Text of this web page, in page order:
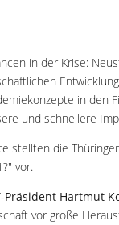
in der Krise:
in den
und schnellere
stellten die
vor.
Präsident Hartmut
vor große